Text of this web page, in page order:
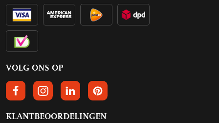
VOLG ONS OP
VOLGS ONS OP FACEBOOK
VOLG ONS OP INSTAGRAM
VOLG ONS OP LINKEDIN
VOLG ONS OP PINTEREST
KLANTBEOORDELINGEN